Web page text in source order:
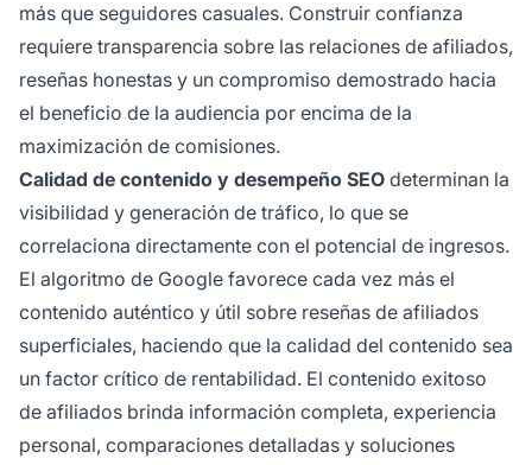
más que seguidores casuales. Construir confianza
requiere transparencia sobre las relaciones de afiliados,
reseñas honestas y un compromiso demostrado hacia
el beneficio de la audiencia por encima de la
maximización de comisiones.
Calidad de contenido y desempeño SEO determinan la
visibilidad y generación de tráfico, lo que se
correlaciona directamente con el potencial de ingresos.
El algoritmo de Google favorece cada vez más el
contenido auténtico y útil sobre reseñas de afiliados
superficiales, haciendo que la calidad del contenido sea
un factor crítico de rentabilidad. El contenido exitoso
de afiliados brinda información completa, experiencia
personal, comparaciones detalladas y soluciones